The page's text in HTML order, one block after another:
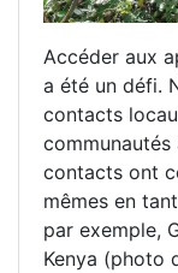
Accéder aux
a été un défi.
contacts
contacts ont
mêmes en
par exemple,
Kenya (photo